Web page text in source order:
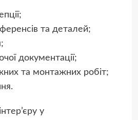
та деталей;
документації;
та монтажних робіт;
у